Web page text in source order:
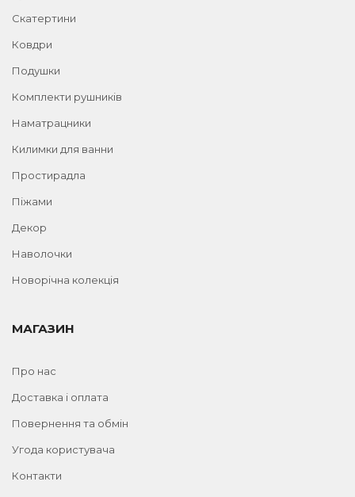
Скатертини
Ковдри
Подушки
Комплекти рушників
Наматрацники
Килимки для ванни
Простирадла
Піжами
Декор
Наволочки
Новорічна колекція
МАГАЗИН
Про нас
Доставка і оплата
Повернення та обмін
Угода користувача
Контакти